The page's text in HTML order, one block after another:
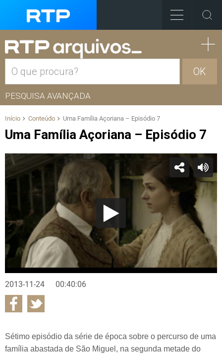
OK
PESQUISA AVANÇADA
Início Conteúdo Uma Família Açoriana – Episódio 7
Uma Família Açoriana – Episódio 7
2013-11-24 00:40:06
Sétimo episódio da série de época sobre o percurso de uma
família abastada de São Miguel, na segunda metade do